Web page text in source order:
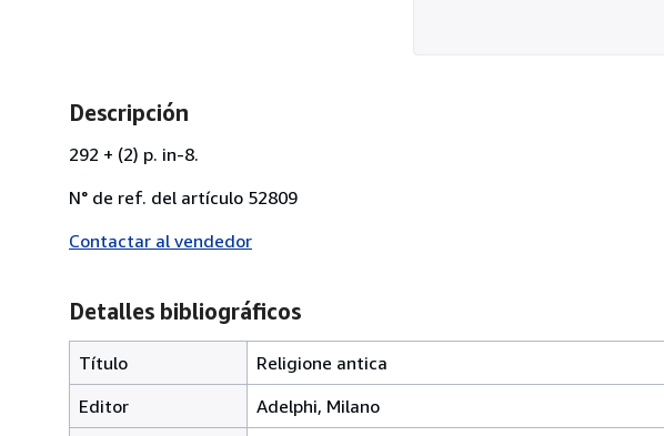
Descripción
292 + (2) p. in-8.
N° de ref. del artículo 52809
Contactar al vendedor
Detalles bibliográficos
Título
Religione antica
Editor
Adelphi, Milano